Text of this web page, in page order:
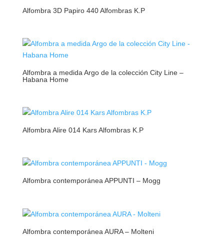
Alfombra 3D Papiro 440 Alfombras K.P
Alfombra a medida Argo de la colección City Line –
Habana Home
Alfombra Alire 014 Kars Alfombras K.P
Alfombra contemporánea APPUNTI – Mogg
Alfombra contemporánea AURA – Molteni